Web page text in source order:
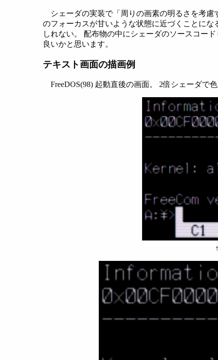
シェーダの実装で「周りの画素の明るさを考
のフォーカスが甘いような状態に近づくことに
しれない。 配布物の中にシェーダのソースコー
良いかと思います。
テキスト画面の描画例
FreeDOS(98) 起動直後の画面。 2倍シェーダで